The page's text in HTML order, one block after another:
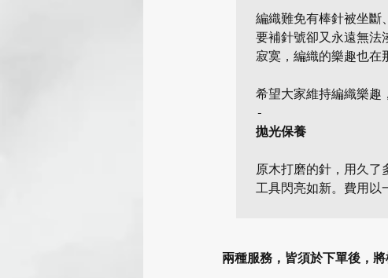
編織難免有棒針被坐斷
要補針號卻又永遠無法
寂寞，編織的樂趣也
希望大家維持編織樂趣
拋光保養
原木打磨的針，用久了
工具閃亮如新。費用
兩種服務，皆須於下單後，